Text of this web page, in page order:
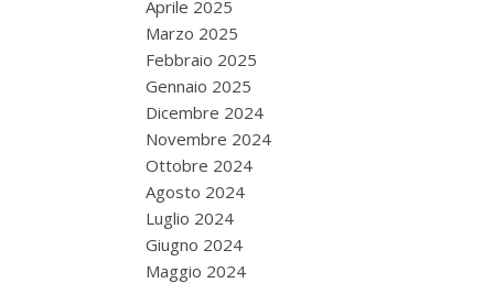
Aprile 2025
Marzo 2025
Febbraio 2025
Gennaio 2025
Dicembre 2024
Novembre 2024
Ottobre 2024
Agosto 2024
Luglio 2024
Giugno 2024
Maggio 2024